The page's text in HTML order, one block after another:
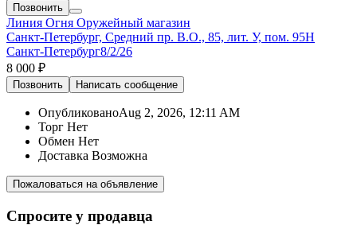
Позвонить
Линия Огня Оружейный магазин
Санкт-Петербург, Средний пр. В.О., 85, лит. У, пом. 95Н
Санкт-Петербург8/2/26
8 000 ₽
Позвонить Написать сообщение
ОпубликованоAug 2, 2026, 12:11 AM
Торг Нет
Обмен Нет
Доставка Возможна
Пожаловаться на объявление
Спросите у продавца